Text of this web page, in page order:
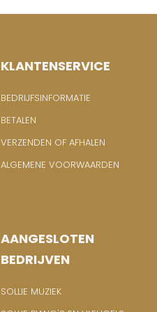
KLANTENSERVICE
BEDRIJFSINFORMATIE
BETALEN
VERZENDEN OF AFHALEN
ALGEMENE VOORWAARDEN
AANGESLOTEN
BEDRIJVEN
SOLLIE MUZIEK